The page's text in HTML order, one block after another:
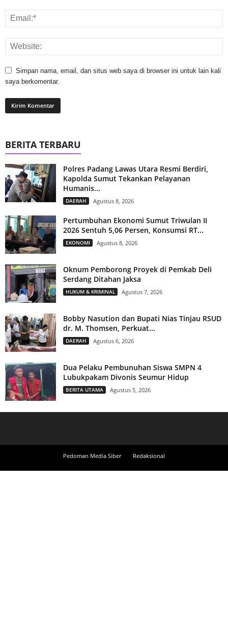
Simpan nama, email, dan situs web saya di browser ini untuk lain kali
saya berkomentar.
BERITA TERBARU
Polres Padang Lawas Utara Resmi Berdiri,
Kapolda Sumut Tekankan Pelayanan
Humanis...
DAERAH Agustus 8, 2026
Pertumbuhan Ekonomi Sumut Triwulan II
2026 Sentuh 5,06 Persen, Konsumsi RT...
EKONOMI Agustus 8, 2026
Oknum Pemborong Proyek di Pemkab Deli
Serdang Ditahan Jaksa
HUKUM & KRIMINAL Agustus 7, 2026
Bobby Nasution dan Bupati Nias Tinjau RSUD
dr. M. Thomsen, Perkuat...
DAERAH Agustus 6, 2026
Dua Pelaku Pembunuhan Siswa SMPN 4
Lubukpakam Divonis Seumur Hidup
BERITA UTAMA Agustus 5, 2026
Pedoman Media Siber Redaksional